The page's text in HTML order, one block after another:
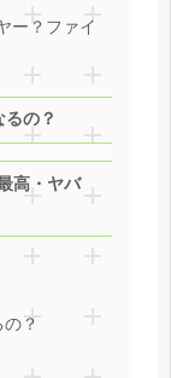
ー？ファイ
の？
高・ヤバ
？